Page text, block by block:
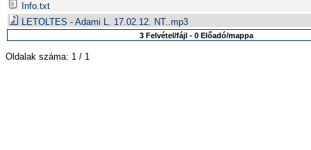
Info.txt
LETOLTES - Adami L. 17.02.12. NT..mp3
3 Felvétel/fájl - 0 Előadó/mappa
Oldalak száma: 1 / 1